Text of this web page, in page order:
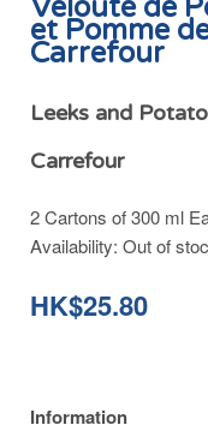
Velouté de
et Pomme
Carrefour
Leeks and
Carrefour
2 Cartons of 300 ml
Availability: Out of
HK$25.80
Information